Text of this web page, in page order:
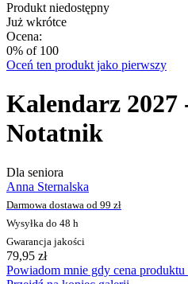
Produkt niedostępny
Już wkrótce
Ocena:
0% of 100
Oceń ten produkt jako pierwszy
Kalendarz
Notatnik
Dla seniora
Anna Sternalska
Darmowa dostawa od 99 zł
Wysyłka do 48 h
Gwarancja jakości
79,95 zł
Powiadom mnie gdy cena produktu